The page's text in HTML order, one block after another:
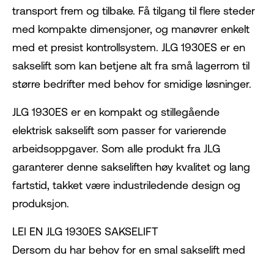
transport frem og tilbake. Få tilgang til flere steder
med kompakte dimensjoner, og manøvrer enkelt
med et presist kontrollsystem. JLG 1930ES er en
sakselift som kan betjene alt fra små lagerrom til
større bedrifter med behov for smidige løsninger.
JLG 1930ES er en kompakt og stillegående
elektrisk sakselift som passer for varierende
arbeidsoppgaver. Som alle produkt fra JLG
garanterer denne sakseliften høy kvalitet og lang
fartstid, takket være industriledende design og
produksjon.
LEI EN JLG 1930ES SAKSELIFT
Dersom du har behov for en smal sakselift med